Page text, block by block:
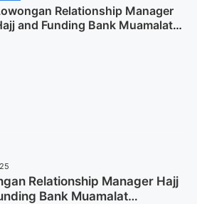
Relationship Manager
and Funding Bank Muamalat
Relationship Manager Hajj
Bank Muamalat